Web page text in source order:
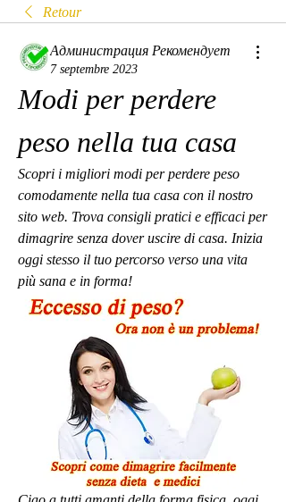
Retour
Администрация Рекомендует
7 septembre 2023
Modi per perdere
peso nella tua casa
Scopri i migliori modi per perdere peso
comodamente nella tua casa con il nostro
sito web. Trova consigli pratici e efficaci per
dimagrire senza dover uscire di casa. Inizia
oggi stesso il tuo percorso verso una vita
più sana e in forma!